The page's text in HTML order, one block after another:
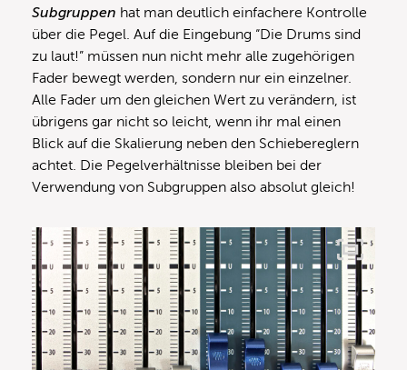
Subgruppen hat man deutlich einfachere Kontrolle
über die Pegel. Auf die Eingebung “Die Drums sind
zu laut!” müssen nun nicht mehr alle zugehörigen
Fader bewegt werden, sondern nur ein einzelner.
Alle Fader um den gleichen Wert zu verändern, ist
übrigens gar nicht so leicht, wenn ihr mal einen
Blick auf die Skalierung neben den Schiebereglern
achtet. Die Pegelverhältnisse bleiben bei der
Verwendung von Subgruppen also absolut gleich!